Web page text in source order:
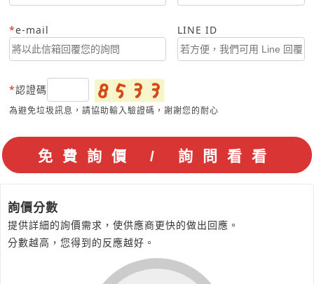
e-mail LINE ID
認證碼
為避免垃圾訊息，請協助輸入驗證碼，謝謝您的耐心
詢價分數
提供詳細的詢價需求，使供應商更快的做出回應。
分數越高，您得到的反應越好。